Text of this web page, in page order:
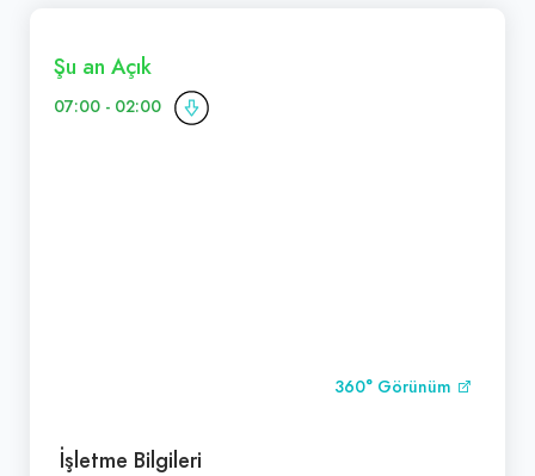
Şu an Açık
07:00 - 02:00
360° Görünüm
İşletme Bilgileri